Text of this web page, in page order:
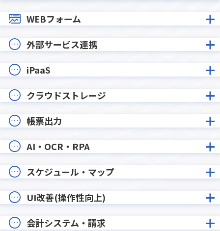
WEBフォーム
外部サービス連携
iPaaS
クラウドストレージ
帳票出力
AI・OCR・RPA
スケジュール・マップ
UI改善(操作性向上)
会計システム・請求